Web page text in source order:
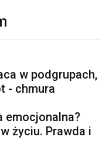
w podgrupach,
- chmura
emocjonalna?
życiu. Prawda i